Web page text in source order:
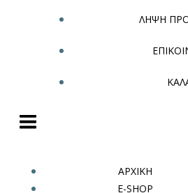
ΛΗΨΗ
ΑΡΧΙΚΗ
E-SHOP